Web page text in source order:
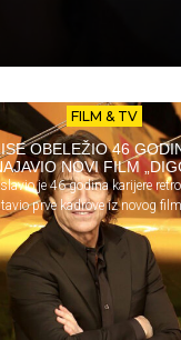
FILM & TV
OBELEŽIO 46
NOVI FILM
je 46 godina karijere
prve kadrove iz novog